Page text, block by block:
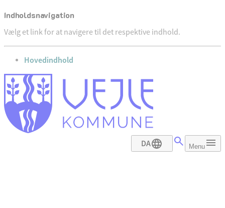
Indholdsnavigation
Vælg et link for at navigere til det respektive indhold.
gå til
Hovedindhold
DA Menu